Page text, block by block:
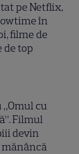
pe Netflix,
în
filme de
de top
„Omul cu
Filmul
devin
mănâncă